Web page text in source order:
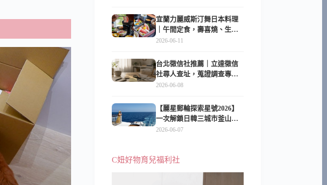
宜蘭力麗威斯汀舞日本料理
｜午間定食，壽喜燒、生魚
片與日式包廂空間
2026-06-11
台北徵信社推薦｜立達徵信
社尋人查址，蒐證調查專家
陪你找回失聯的家人
2026-06-08
【麗星郵輪探索星號2026】
一次解鎖日韓三城市釜山、
長崎、那霸｜餐點升級、表
2026-06-07
C妞好物育兒福利社